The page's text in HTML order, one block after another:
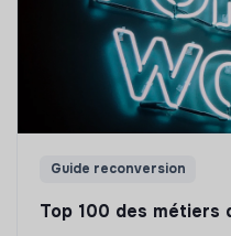
Guide reconversion
Top 100 des